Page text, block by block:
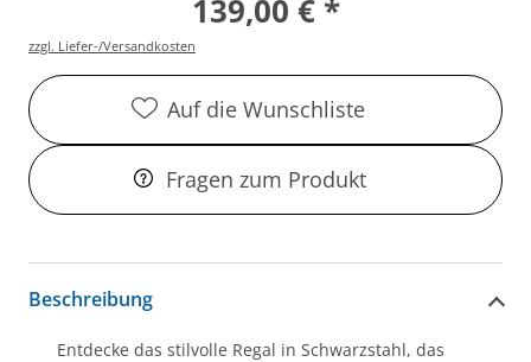
139,00 € *
zzgl. Liefer-/Versandkosten
Auf die Wunschliste
Fragen zum Produkt
Beschreibung
Entdecke das stilvolle Regal in Schwarzstahl, das